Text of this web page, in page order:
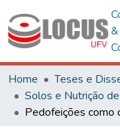
&
Home Teses e
Solos e Nutrição